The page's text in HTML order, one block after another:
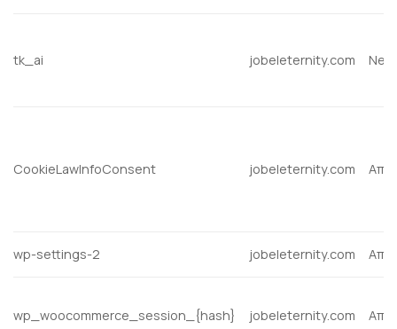
tk_ai jobeleternity.com
CookieLawInfoConsent jobeleternity.com
wp-settings-2 jobeleternity.com
wp_woocommerce_session_{hash} jobeleternity.com